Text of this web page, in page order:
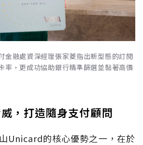
金融處資深經理張家菱指出新型態的訂閱
率，更成功協助銀行精準篩選並黏著高價
，打造隨身支付顧問
Unicard的核心優勢之一，在於